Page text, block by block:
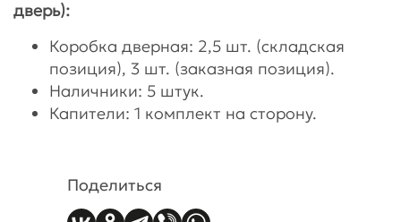
дверь):
Коробка дверная: 2,5 шт. (складская
позиция), 3 шт. (заказная позиция).
Наличники: 5 штук.
Капители: 1 комплект на сторону.
Поделиться